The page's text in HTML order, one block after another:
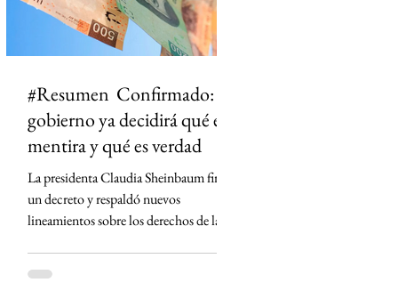
#Resumen Confirmado: el
gobierno ya decidirá qué es
mentira y qué es verdad
La presidenta Claudia Sheinbaum firmó
un decreto y respaldó nuevos
lineamientos sobre los derechos de las
códigos de ética, defensores de las